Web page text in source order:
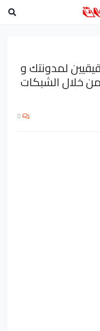
لمدونتك و
من خلال الشبكات
0